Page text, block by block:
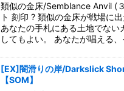
類似の金床/Semblance Anvil (
ト 刻印 ? 類似の金床が戦場に
あなたの手札にある土地でない
してもよい。 あなたが唱える
[EX]闇滑りの岸/Darkslick
【SOM】